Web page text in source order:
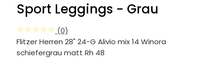
Sport Leggings - Grau
(0)
Flitzer Herren 28" 24-G Alivio mix 14 Winora
schiefergrau matt Rh 48